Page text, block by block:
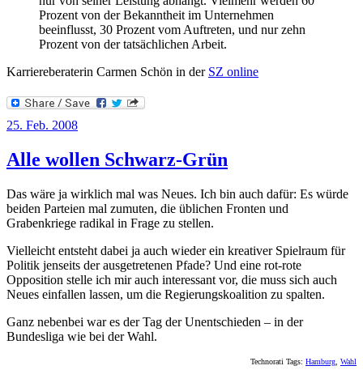
Prozent von der Bekanntheit im Unternehmen
beeinflusst, 30 Prozent vom Auftreten, und nur zehn
Prozent von der tatsächlichen Arbeit.
Karriereberaterin Carmen Schön in der SZ online
Veröffentlicht
25. Feb. 2008
Alle wollen Schwarz-Grün
Das wäre ja wirklich mal was Neues. Ich bin auch dafür: Es würde
beiden Parteien mal zumuten, die üblichen Fronten und
Grabenkriege radikal in Frage zu stellen.
Vielleicht entsteht dabei ja auch wieder ein kreativer Spielraum für
Politik jenseits der ausgetretenen Pfade? Und eine rot-rote
Opposition stelle ich mir auch interessant vor, die muss sich auch
Neues einfallen lassen, um die Regierungskoalition zu spalten.
Ganz nebenbei war es der Tag der Unentschieden – in der
Bundesliga wie bei der Wahl.
Technorati Tags: Hamburg Wahl